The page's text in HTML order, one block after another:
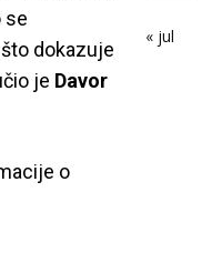
se
dokazuje
je Davor
o
« jul